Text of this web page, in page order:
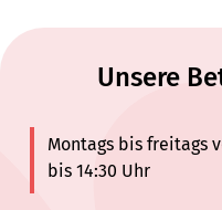
Unsere
Montags bis freitags
bis 14:30 Uhr